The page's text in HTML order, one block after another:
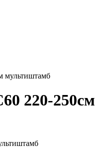
мультиштамб
220-250см